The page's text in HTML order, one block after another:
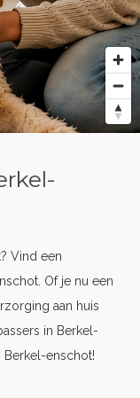
Vind een
Of je nu een
aan huis
in Berkel-
enschot!